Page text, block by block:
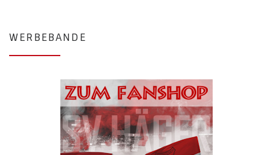
WERBEBANDE